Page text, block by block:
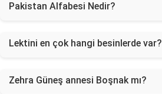
Pakistan Alfabesi Nedir?
Lektini en çok hangi besinlerde var?
Zehra Güneş annesi Boşnak mı?